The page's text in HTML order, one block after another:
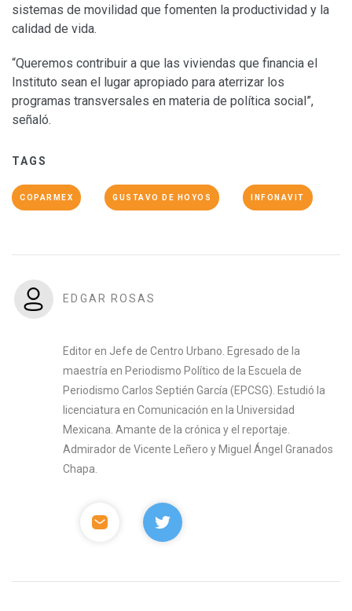
sistemas de movilidad que fomenten la productividad y la
calidad de vida.
“Queremos contribuir a que las viviendas que financia el
Instituto sean el lugar apropiado para aterrizar los
programas transversales en materia de política social”,
señaló.
TAGS
COPARMEX GUSTAVO DE HOYOS INFONAVIT
EDGAR ROSAS
Editor en Jefe de Centro Urbano. Egresado de la
maestría en Periodismo Político de la Escuela de
Periodismo Carlos Septién García (EPCSG). Estudió la
licenciatura en Comunicación en la Universidad
Mexicana. Amante de la crónica y el reportaje.
Admirador de Vicente Leñero y Miguel Ángel Granados
Chapa.